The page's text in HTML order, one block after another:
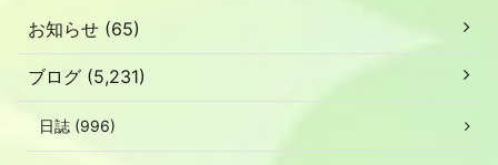
お知らせ (65)
ブログ (5,231)
日誌 (996)